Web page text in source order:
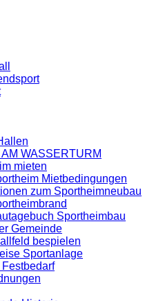
WASSERTURM
mieten
Mietbedingungen
zum Sportheimneubau
Sportheimbau
Gemeinde
bespielen
Sportanlage